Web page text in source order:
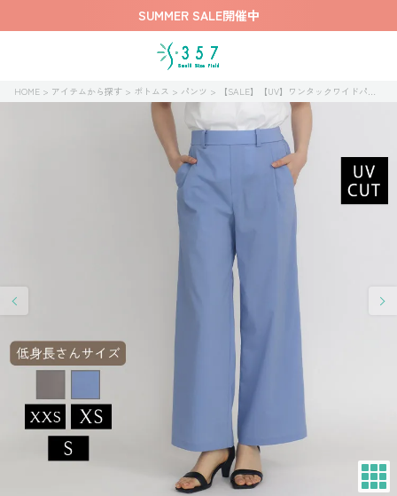
SUMMER SALE開催中
HOME アイテムから探す ボトムス パンツ 【SALE】【UV】ワンタックワイドパンツ